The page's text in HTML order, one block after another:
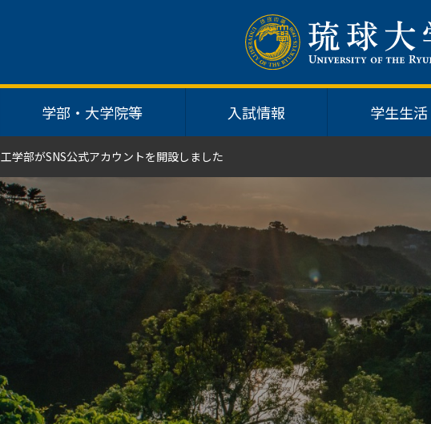
学部・大学院等 入試情報 学生生活
工学部がSNS公式アカウントを開設しました